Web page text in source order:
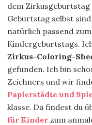
dem Zirkusgeburtstag
Geburtstag selbst
natürlich passend
Kindergeburtstags.
Zirkus-Coloring-
gefunden. Ich bin
Zeichners und wir
Papierstädte und
klasse. Da findest du
für Kinder zum